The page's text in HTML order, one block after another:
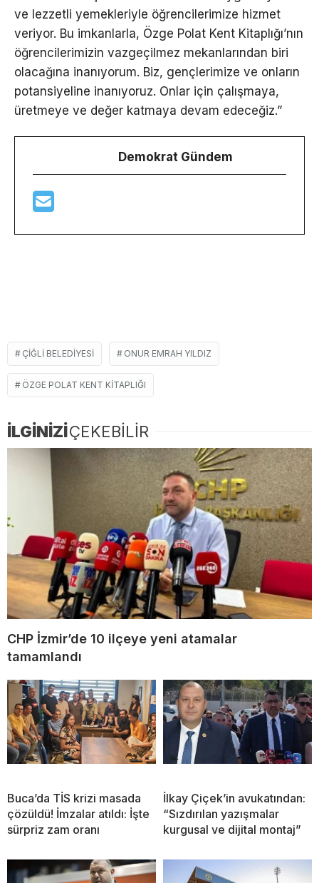
ve lezzetli yemekleriyle öğrencilerimize hizmet
veriyor. Bu imkanlarla, Özge Polat Kent Kitaplığı’nın
öğrencilerimizin vazgeçilmez mekanlarından biri
olacağına inanıyorum. Biz, gençlerimize ve onların
potansiyeline inanıyoruz. Onlar için çalışmaya,
üretmeye ve değer katmaya devam edeceğiz.”
Demokrat Gündem
ÇIĞLI BELEDIYESI ONUR EMRAH YILDIZ
ÖZGE POLAT KENT KITAPLIĞI
İLGİNİZİÇEKEBİLİR
CHP İzmir’de 10 ilçeye yeni atamalar
tamamlandı
Buca’da TİS krizi masada
çözüldü! İmzalar atıldı: İşte
sürpriz zam oranı
İlkay Çiçek’in avukatından:
“Sızdırılan yazışmalar
kurgusal ve dijital montaj”